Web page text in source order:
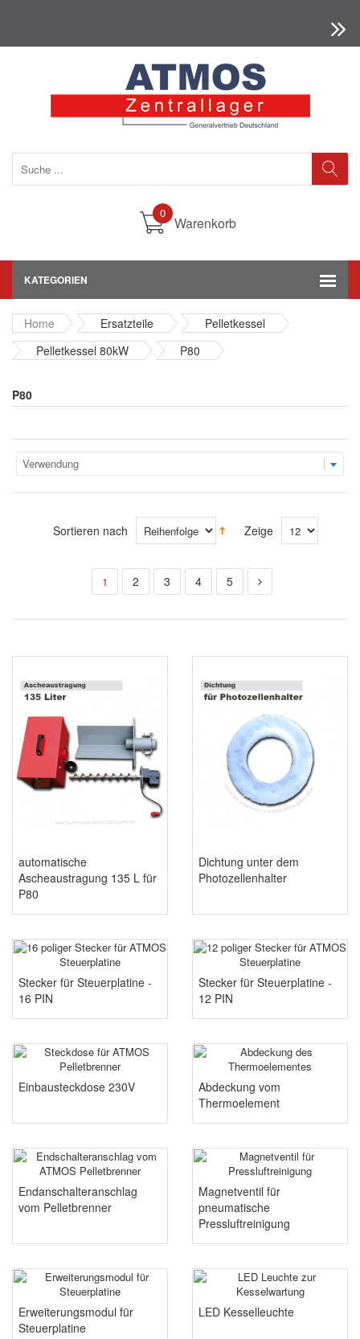
0
Warenkorb
KATEGORIEN
Home Ersatzteile
Pelletkessel
Pelletkessel 80kW
P80
P80
Verwendung
Sortieren nach Zeige
1 2 3 4 5
automatische
Ascheaustragung 135 L für
P80
Dichtung unter dem
Photozellenhalter
Stecker für Steuerplatine -
16 PIN
Stecker für Steuerplatine -
12 PIN
Einbausteckdose 230V
Abdeckung vom
Thermoelement
Endanschalteranschlag
vom Pelletbrenner
Magnetventil für
pneumatische
Pressluftreinigung
Erweiterungsmodul für
Steuerplatine
LED Kesselleuchte